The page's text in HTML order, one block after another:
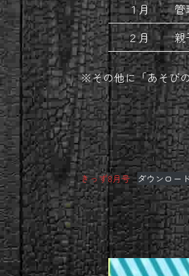
１月
管
２月
親
※その他に「あそび
きっず8月号 ダウンロー